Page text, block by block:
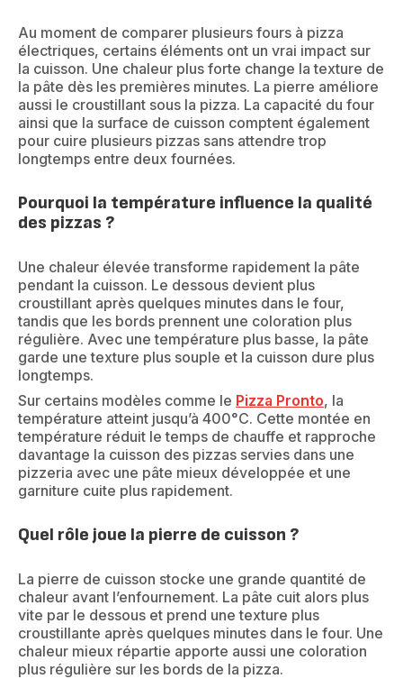
Au moment de comparer plusieurs fours à pizza
électriques, certains éléments ont un vrai impact sur
la cuisson. Une chaleur plus forte change la texture de
la pâte dès les premières minutes. La pierre améliore
aussi le croustillant sous la pizza. La capacité du four
ainsi que la surface de cuisson comptent également
pour cuire plusieurs pizzas sans attendre trop
longtemps entre deux fournées.
Pourquoi la température influence la qualité
des pizzas ?
Une chaleur élevée transforme rapidement la pâte
pendant la cuisson. Le dessous devient plus
croustillant après quelques minutes dans le four,
tandis que les bords prennent une coloration plus
régulière. Avec une température plus basse, la pâte
garde une texture plus souple et la cuisson dure plus
longtemps.
Sur certains modèles comme le Pizza Pronto, la
température atteint jusqu’à 400°C. Cette montée en
température réduit le temps de chauffe et rapproche
davantage la cuisson des pizzas servies dans une
pizzeria avec une pâte mieux développée et une
garniture cuite plus rapidement.
Quel rôle joue la pierre de cuisson ?
La pierre de cuisson stocke une grande quantité de
chaleur avant l’enfournement. La pâte cuit alors plus
vite par le dessous et prend une texture plus
croustillante après quelques minutes dans le four. Une
chaleur mieux répartie apporte aussi une coloration
plus régulière sur les bords de la pizza.